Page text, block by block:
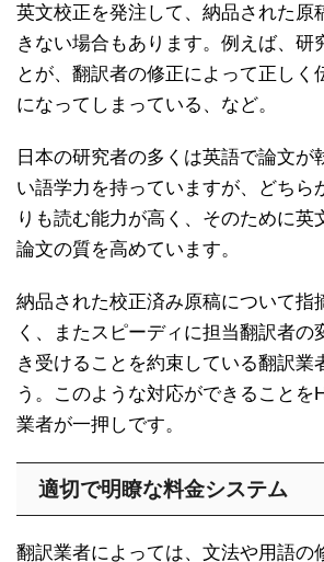
英文校正を発注して、納品された原
きない場合もあります。例えば、研
とが、翻訳者の修正によって正しく
になってしまっている、など。
日本の研究者の多くは英語で論文が
い語学力を持っていますが、どちら
りも読む能力が高く、そのために英
論文の質を高めています。
納品された校正済み原稿について指
く、またスピーディに担当翻訳者の
き受けることを約束している翻訳業
う。このような対応ができることを
業者が一押しです。
適切で明瞭な料金システム
翻訳業者によっては、文法や用語の